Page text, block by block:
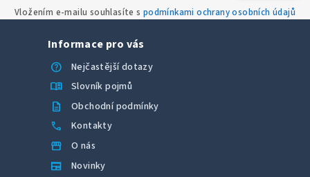
Vložením e-mailu souhlasíte s podmínkami ochrany osobních údajů
Informace pro vás
help
Nejčastější dotazy
menu_book Slovník pojmů
description Obchodní podmínky
call Kontakty
storefront O nás
newspaper Novinky